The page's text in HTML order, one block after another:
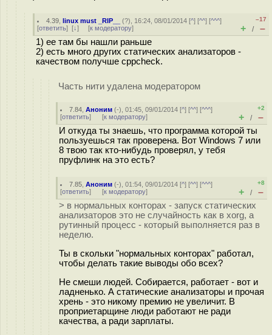
4.39 ,linux must _RIP__ (?), 16:24, 08/01/2014 [^] [^^] [^^^]
[ответить] [↓] [к модератору]
–17
+ / –
1) ее там бы нашли раньше
2) есть много других статических анализаторов -
качеством получше cppcheck.
Часть нити удалена модератором
7.84 ,Аноним (-), 01:45, 09/01/2014 [^] [^^] [^^^]
[ответить] [к модератору]
+2
+ / –
И откуда ты знаешь, что программа которой ты
пользуешься так проверена. Вот Windows 7 или
8 твою так кто-нибудь проверял, у тебя
пруфлинк на это есть?
7.85 ,Аноним (-), 01:54, 09/01/2014 [^] [^^] [^^^]
[ответить] [к модератору]
+8
+ / –
> в нормальных конторах - запуск статических
анализаторов это не случайность как в xorg, а
рутинный процесс - который выполняется раз в
неделю.
Ты в скольки "нормальных конторах" работал,
чтобы делать такие выводы обо всех?
Не смеши людей. Собирается, работает - вот и
ладненько. А статические анализаторы и прочая
хрень - это никому премию не увеличит. В
проприетарщине люди работают не ради
качества, а ради зарплаты.